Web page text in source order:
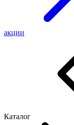
акции
Каталог